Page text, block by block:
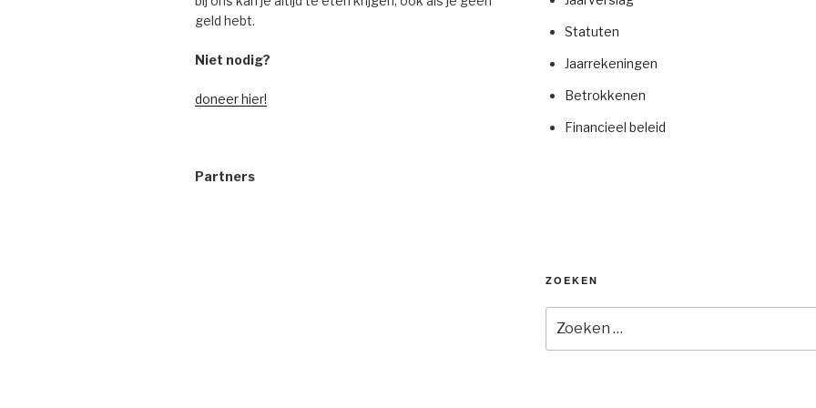
geld hebt.
Niet nodig?
doneer hier!
Partners
Statuten
Jaarrekeningen
Betrokkenen
Financieel beleid
ZOEKEN
naar: